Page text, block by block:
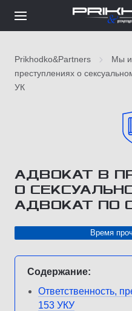
Prikhodko&Partners Мы
преступлениях о
УК
АДВОКАТ В
О
АДВОКАТ ПО
Время
Содержание:
Ответственность,
153 УКУ